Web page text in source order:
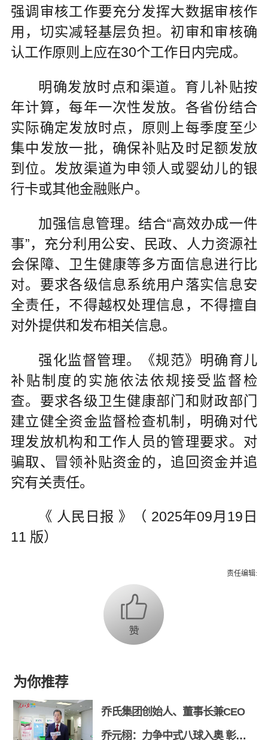
强调审核工作要充分发挥大数据审核作
用，切实减轻基层负担。初审和审核确
认工作原则上应在30个工作日内完成。
明确发放时点和渠道。育儿补贴按
年计算，每年一次性发放。各省份结合
实际确定发放时点，原则上每季度至少
集中发放一批，确保补贴及时足额发放
到位。发放渠道为申领人或婴幼儿的银
行卡或其他金融账户。
加强信息管理。结合“高效办成一件
事”，充分利用公安、民政、人力资源社
会保障、卫生健康等多方面信息进行比
对。要求各级信息系统用户落实信息安
全责任，不得越权处理信息，不得擅自
对外提供和发布相关信息。
强化监督管理。《规范》明确育儿
补贴制度的实施依法依规接受监督检
查。要求各级卫生健康部门和财政部门
建立健全资金监督检查机制，明确对代
理发放机构和工作人员的管理要求。对
骗取、冒领补贴资金的，追回资金并追
究有关责任。
《 人民日报 》（ 2025年09月19日
11 版）
责任编辑:
为你推荐
乔氏集团创始人、董事长兼CEO
乔元栩：力争中式八球入奥 彰显